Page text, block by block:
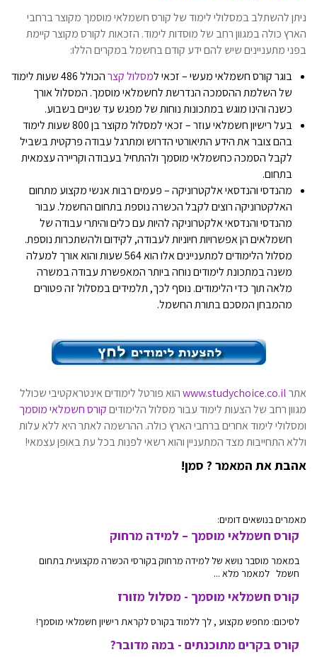
ניתן להשתלב במסלולי לימוד של קורס חשמלאי מוסמך מקוצר ברחבי
הארץ כולה במגוון רחב של מוסדות לימוד. הזכאות לקורס מקוצר קיימת
בפני מתעניינים שיש להם ידע קודם בחשמל במקרים הללו:
בוגר קורס חשמלאי מעשי – זכאי למסלול קצר
הכולל 486 שעות לימוד
של השלמת ההסמכה הנדרשת לחשמלאי מוסמך. המסלול אורך
כשנה והינו מוגש במתכונות נוחות של מפגש עד שניים בשבוע.
בעל רישיון חשמלאי עוזר – זכאי למסלול מקוצר בן 800 שעות לימוד
בהם צובר את הידע התיאורטי הדרוש ומתרגל עבודה פרקטית בשביל
לקבל הסמכה כחשמלאי מוסמך ולהתחיל בעבודה וקריירה עצמאית
בתחום.
מהנדסי והנדסאי אלקטרוניקה – פעמים רבות אנשי מקצוע מתחום
האלקטרוניקה רוצים לקבל הכשרה נוספת בתחום החשמל. עבור
מהנדסי והנדסאי אלקטרוניקה להיות עם כלים והיתרי עבודה של
חשמלאים הן אפשרויות חיוניות לעבודה, לקידום ולהשתכרות נוספת.
מסלול הלימודים למתעניינים אלו הוא 564 שעות והוא אורך למעלה
משנה במתכונת לימודים נוחה ביותר המאפשרת עבודה במשרה
מלאה תוך כדי הלימודים. נוסף לכך, תלמידים במסלול זה פטורים
מהמבחן המסכם בתורת החשמל.
אתרwww.studychoice.co.ilהוא פורטל לימודים אינטראקטיבי שכולל
מגוון רחב של הצעות לימוד עבור מסלול הלימודיםקורס חשמלאי מוסמך
ומסלולי לימוד אחרים ברחבי הארץ כולה. ההרשמה לאתר היא ללא עלות
וללא התחייבות מצד המתעניין והוא רשאי לפנות בכל עת באופן עצמאי!
אהבת את המאמר ? סמן!
מאמרים בנושאים דומים:
קורס חשמלאי מוסמך – למידה מרחוק
במאמר מוסבר נושא של למידה מרחוק בקורסי הכשרה מקצועית בתחום
חשמל למאמר מלא ...
קורס חשמלאי מוסמך - מסלול מזורז
לסיכום: מחפש מקצוע , לך ללמוד בקורס לקראת רישיון חשמלאי מוסמך!
קורס בקרים מתוכנתים - במה מדובר?